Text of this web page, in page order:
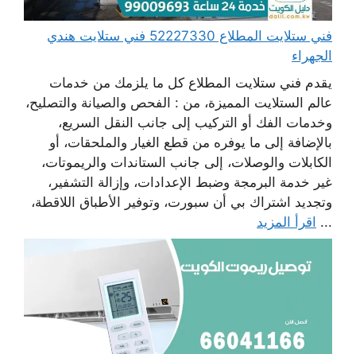
فني ستلايت المطلاع 52227330 فني ستلايت هندي
الجهراء
يقدم فني ستلايت المطلاع كل ما يلزمك من خدمات
عالم الستلايت المميزة، من : الفحص والصيانة والتصليح،
وخدمات الفك أو التركيب إلى جانب النقل السريع،
بالإضافة إلى ما يوفره من قطع الغيار والملحقات، أو
الكابلات والوصلات، إلى جانب الستاندات والريموتات،
غير خدمة البرمجة وضبط الإعدادات، وإزالة التشفير،
وتجديد اشتراك بي أن سبورت، وتوفير الأطباق اللاقطة،
... اقرأ المزيد